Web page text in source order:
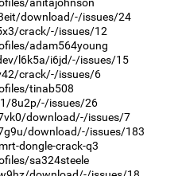
download/-/issues/24
crack/-/issues/12
adam564young
l6k5a/i6jd/-/issues/15
crack/-/issues/6
tinab508
8u2p/-/issues/26
download/-/issues/7
download/-/issues/183
dongle-crack-q3
sa324steele